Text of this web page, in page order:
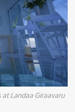
at Landaa Giraavaru